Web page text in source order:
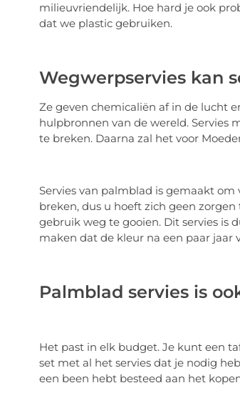
milieuvriendelijk. Hoe hard je ook
dat we plastic gebruiken.
Wegwerpservies kan
Ze geven chemicaliën af in de lucht
hulpbronnen van de wereld. Servies
te breken. Daarna zal het voor
Servies van palmblad is gemaakt
breken, dus u hoeft zich geen
gebruik weg te gooien. Dit servies is
maken dat de kleur na een paar jaar
Palmblad servies is
Het past in elk budget. Je kunt een
set met al het servies dat je nodig
een been hebt besteed aan het